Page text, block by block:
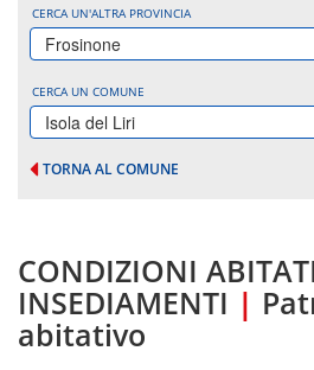
CERCA UN'ALTRA PROVINCIA
Frosinone
CERCA UN COMUNE
Isola del Liri
TORNA AL COMUNE
CONDIZIONI
INSEDIAMENTI |
abitativo